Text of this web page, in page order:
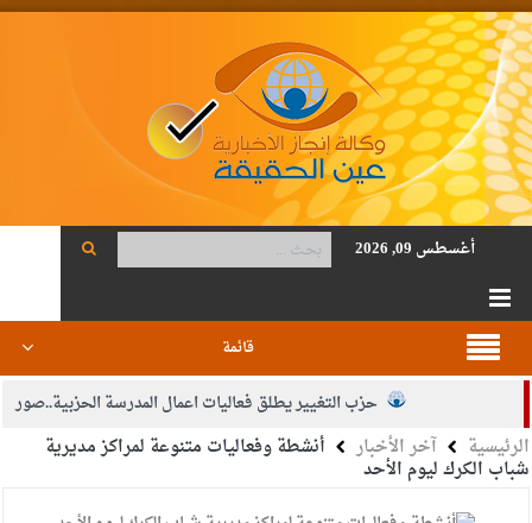
أغسطس 09, 2026
قائمة
حزب التغيير يطلق فعاليات اعمال المدرسة الحزبية..صور
الجيش يفتح باب التجنيد لحملة البكالوريوس في الحقوق والقانون
الرئيسية آخر الأخبار أنشطة وفعاليات متنوعة لمراكز مديرية
شباب الكرك ليوم الأحد